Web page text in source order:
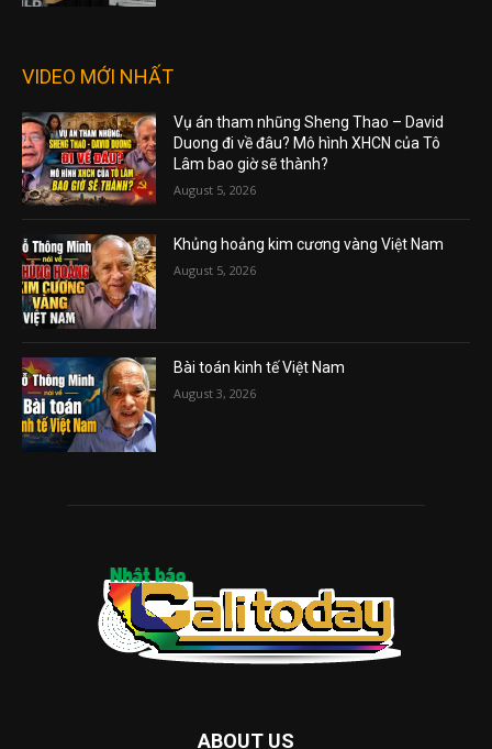
VIDEO MỚI NHẤT
Vụ án tham nhũng Sheng Thao – David
Duong đi về đâu? Mô hình XHCN của Tô
Lâm bao giờ sẽ thành?
August 5, 2026
Khủng hoảng kim cương vàng Việt Nam
August 5, 2026
Bài toán kinh tế Việt Nam
August 3, 2026
ABOUT US